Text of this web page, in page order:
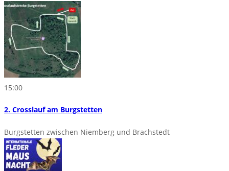
15:00
2. Crosslauf am Burgstetten
Burgstetten zwischen Niemberg und Brachstedt